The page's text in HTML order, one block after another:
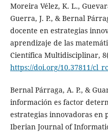
Moreira Vélez, K. L.,
Guerra, J. P., & Bernal
docente en estrategias
aprendizaje de las
Científica Multidisciplinar,
https://doi.org/10.37811/
Bernal Párraga, A. P., &
información es factor
estrategias innovadoras en
Iberian Journal of